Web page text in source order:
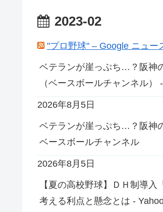
2023-02
"プロ野球" – Google ニュー
ベテランが崖っぷち…？阪神
（ベースボールチャンネル）
2026年8月5日
ベテランが崖っぷち…？阪神
ベースボールチャンネル
2026年8月5日
【夏の高校野球】ＤＨ制導
考える利点と懸念とは -